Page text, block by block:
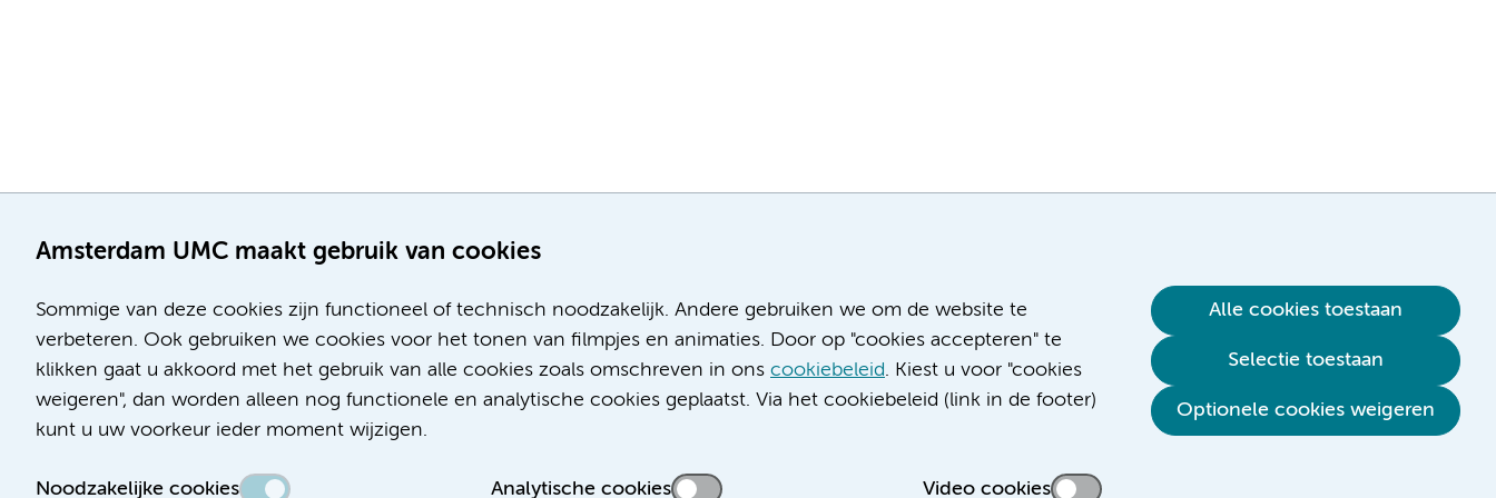
Amsterdam UMC maakt gebruik van cookies
Sommige van deze cookies zijn functioneel of technisch noodzakelijk. Andere gebruiken we om de website te
verbeteren. Ook gebruiken we cookies voor het tonen van filmpjes en animaties. Door op "cookies accepteren" te
klikken gaat u akkoord met het gebruik van alle cookies zoals omschreven in ons cookiebeleid. Kiest u voor "cookies
weigeren", dan worden alleen nog functionele en analytische cookies geplaatst. Via het cookiebeleid (link in de footer)
kunt u uw voorkeur ieder moment wijzigen.
Noodzakelijke cookies Analytische cookies Video cookies
Alle cookies toestaan
Selectie toestaan
Optionele cookies weigeren
Meibergdreef 9
1105 AZ Amsterdam
Telefoon:
De Boelelaan 1117
1081 HV Amsterdam
Telefoon:
Nieuws
Verwijzen & diagnostiek